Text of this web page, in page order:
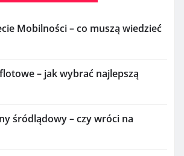
Mobilności – co muszą wiedzieć
– jak wybrać najlepszą
śródlądowy – czy wróci na